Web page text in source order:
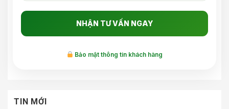
Bảo mật thông tin khách hàng
TIN MỚI